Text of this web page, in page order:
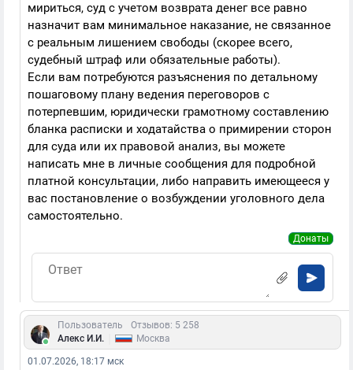
мириться, суд с учетом возврата денег все равно
назначит вам минимальное наказание, не связанное
с реальным лишением свободы (скорее всего,
судебный штраф или обязательные работы).
Если вам потребуются разъяснения по детальному
пошаговому плану ведения переговоров с
потерпевшим, юридически грамотному составлению
бланка расписки и ходатайства о примирении сторон
для суда или их правовой анализ, вы можете
написать мне в личные сообщения для подробной
платной консультации, либо направить имеющееся у
вас постановление о возбуждении уголовного дела
самостоятельно.
Донаты
Пользователь
Отзывов: 5 258
Алекс И.И.
Москва
01.07.2026, 18:17 мск